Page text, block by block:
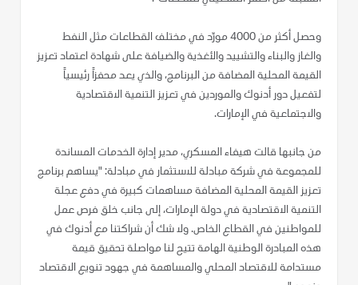
وحصل أكثر من 4000 مورّد في مختلف القطاعات مثل النفط
والغاز والبناء والتشييد والأغذية والضيافة على شهادة اعتماد تعزيز
القيمة المحلية المضافة من البرنامج، والذي يعد محفزاً رئيسياً
لتفعيل دور أدنوك والموردين في تعزيز التنمية الاقتصادية
والاجتماعية في الإمارات.
من جانبها قالت هيفاء المسكري، مدير إدارة الخدمات المساندة
للمجموعة في شركة مبادلة للاستثمار في مبادلة: "يساهم برنامج
تعزيز القيمة المحلية المضافة مساهمات كبيرة في دفع عجلة
التنمية الاقتصادية في دولة الإمارات، إلى جانب خلق فرص عمل
للمواطنين في القطاع الخاص. ولا شك أن شراكتنا مع أدنوك في
هذه المبادرة الوطنية الهامة تتيح لنا مواصلة تحقيق قيمة
مستدامة للاقتصاد المحلي والمساهمة في جهود تنويع الاقتصاد